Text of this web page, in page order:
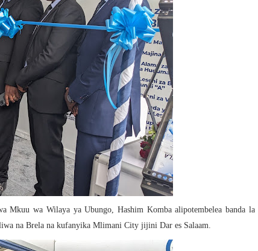
Mkuu wa Wilaya ya Ubungo, Hashim Komba alipotembelea banda la
na Brela na kufanyika Mlimani City jijini Dar es Salaam.